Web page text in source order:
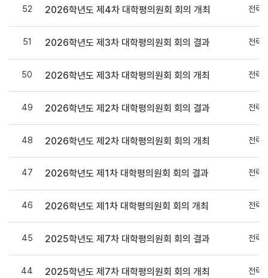
52 2026학년도 제4차 대학평의원회 회의 개최 전략
51 2026학년도 제3차 대학평의원회 회의 결과 전략
50 2026학년도 제3차 대학평의원회 회의 개최 전략
49 2026학년도 제2차 대학평의원회 회의 결과 전략
48 2026학년도 제2차 대학평의원회 회의 개최 전략
47 2026학년도 제1차 대학평의원회 회의 결과 전략
46 2026학년도 제1차 대학평의원회 회의 개최 전략
45 2025학년도 제7차 대학평의원회 회의 결과 전략
44 2025학년도 제7차 대학평의원회 회의 개최 전략